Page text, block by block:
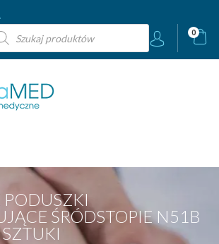
0
PODUSZKI
ŚRÓDSTOPIE N51B